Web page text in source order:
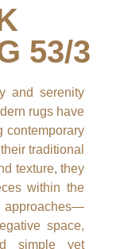
53/3
and serenity
rugs have
contemporary
traditional
texture, they
within the
space,
simple yet